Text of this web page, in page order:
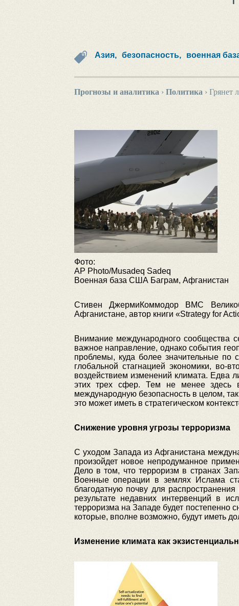
Азия, безопасность, военная
Прогнозы и аналитика › Политика › Грянет
Фото:
AP Photo/Musadeq Sadeq
Военная база США Баграм, Афганистан
Стивен ДжермиКоммодор ВМС
Афганистане, автор книги «Strategy for
Внимание международного сообщества
важное направление, однако события
проблемы, куда более значительные
глобальной стагнацией экономики, во-
воздействием изменений климата. Едва
этих трех сфер. Тем не менее здесь
международную безопасность в целом,
это может иметь в стратегическом
Снижение уровня угрозы терроризма
С уходом Запада из Афганистана
произойдет новое непродуманное
Дело в том, что терроризм в странах
Военные операции в землях Ислама
благодатную почву для
результате недавних интервенций в
терроризма на Западе будет постепенно
которые, вполне возможно, будут иметь
Изменение климата как